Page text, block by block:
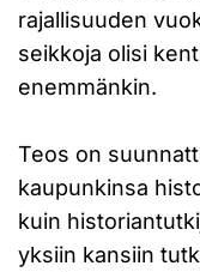
rajallisuuden
seikkoja olisi
enemmänkin.
Teos on
kaupunkinsa
kuin
yksiin kansiin